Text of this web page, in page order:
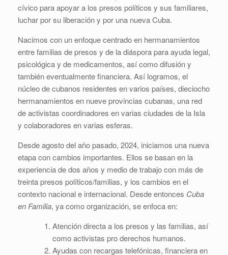
cívico para apoyar a los presos políticos y sus familiares,
luchar por su liberación y por una nueva Cuba.
Nacimos con un enfoque centrado en hermanamientos
entre familias de presos y de la diáspora para ayuda legal,
psicológica y de medicamentos, así como difusión y
también eventualmente financiera. Así logramos, el
núcleo de cubanos residentes en varios países, dieciocho
hermanamientos en nueve provincias cubanas, una red
de activistas coordinadores en varias ciudades de la Isla
y colaboradores en varias esferas.
Desde agosto del año pasado, 2024, iniciamos una nueva
etapa con cambios importantes. Ellos se basan en la
experiencia de dos años y medio de trabajo con más de
treinta presos políticos/familias, y los cambios en el
contexto nacional e internacional. Desde entonces Cuba
en Familia, ya como organización, se enfoca en:
Atención directa a los presos y las familias, así
como activistas pro derechos humanos.
Ayudas con recargas telefónicas, financiera en